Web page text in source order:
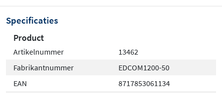
Specificaties
Product
Artikelnummer
13462
Fabrikantnummer
EDCOM1200-50
EAN
8717853061134